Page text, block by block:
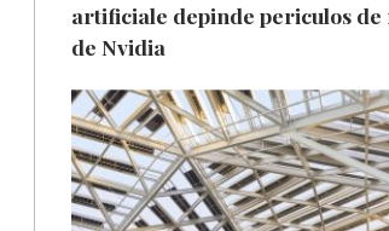
artificiale depinde periculos de
de Nvidia